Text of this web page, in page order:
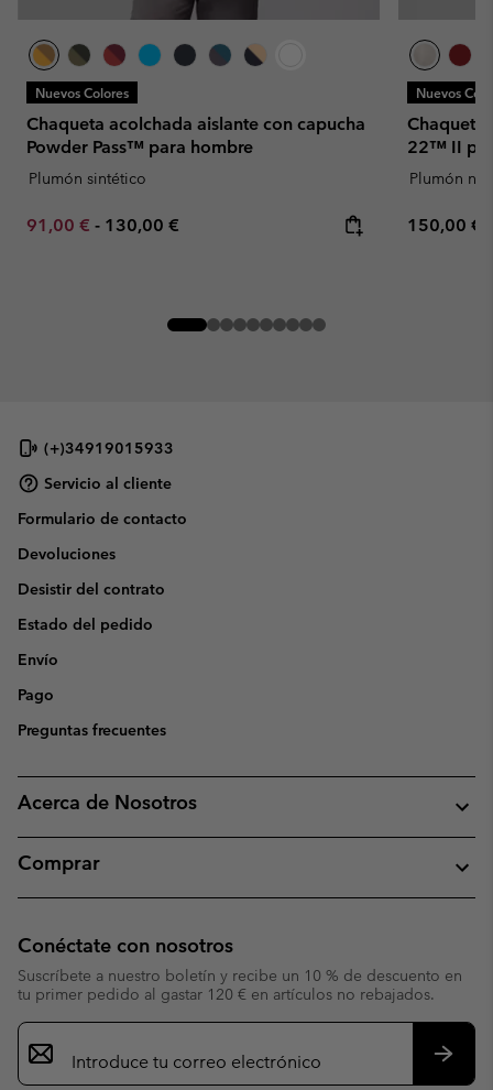
Nuevos Colores
Chaqueta acolchada aislante con capucha
Powder Pass™ para hombre
Plumón sintético
Minimum sale price:
91,00 € - Maximum price:
130,00 €
Nuevos
Chaqueta
22™ II
Plumón
Regular
150,00 €
(+)34919015933
Servicio al cliente
Formulario de contacto
Devoluciones
Desistir del contrato
Estado del pedido
Envío
Pago
Preguntas frecuentes
Acerca de Nosotros
Comprar
Conéctate con nosotros
Suscríbete a nuestro boletín y recibe un 10 % de descuento en
tu primer pedido al gastar 120 € en artículos no rebajados.
Suscripción
de
correo